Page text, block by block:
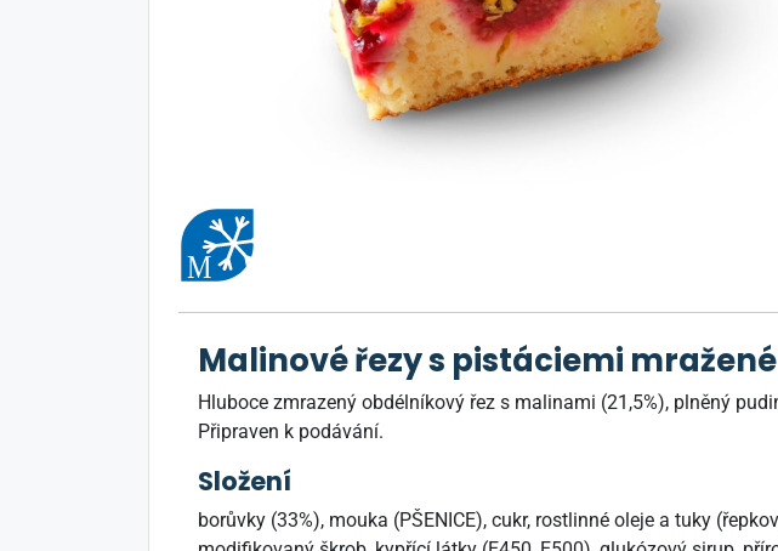
Malinové řezy s pistáciemi
Hluboce zmrazený obdélníkový řez s malinami (21,5%), plněný
Připraven k podávání.
Složení
borůvky (33%), mouka (PŠENICE), cukr, rostlinné oleje a tuky